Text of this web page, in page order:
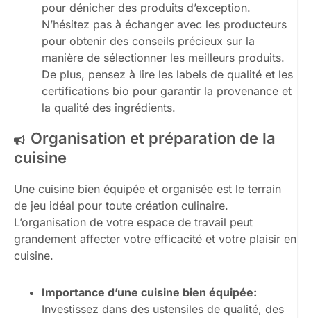
pour dénicher des produits d’exception.
N’hésitez pas à échanger avec les producteurs
pour obtenir des conseils précieux sur la
manière de sélectionner les meilleurs produits.
De plus, pensez à lire les labels de qualité et les
certifications bio pour garantir la provenance et
la qualité des ingrédients.
Organisation et préparation de la
cuisine
Une cuisine bien équipée et organisée est le terrain
de jeu idéal pour toute création culinaire.
L’organisation de votre espace de travail peut
grandement affecter votre efficacité et votre plaisir en
cuisine.
Importance d’une cuisine bien équipée:
Investissez dans des ustensiles de qualité, des